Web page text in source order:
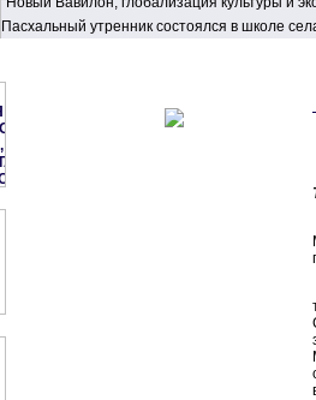
Пасхальный утренник состоялся в школе